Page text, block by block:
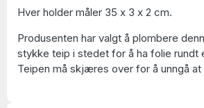
Hver holder måler 35 x 3 x 2 cm.
Produsenten har valgt å plombere
stykke teip i stedet for å ha folie rundt
Teipen må skjæres over for å unngå